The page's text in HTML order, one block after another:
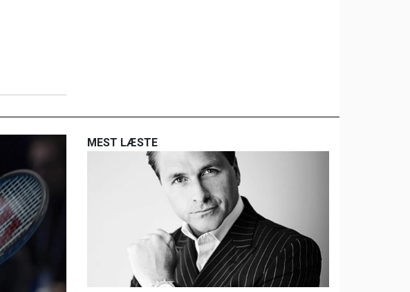
MEST LÆSTE